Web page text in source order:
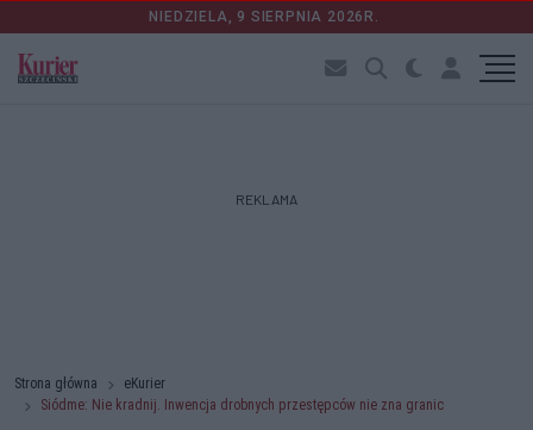
NIEDZIELA, 9 SIERPNIA 2026R.
REKLAMA
Strona główna
eKurier
Siódme: Nie kradnij. Inwencja drobnych przestępców nie zna granic